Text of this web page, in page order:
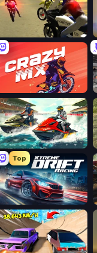
3D Moto Simulator 2
Crazy MX
Jetski Race
Top
Xtreme DRIFT Racing